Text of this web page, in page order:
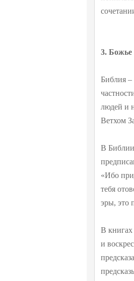
3. Божье
Библия –
людей и
Ветхом
В Библии
«Ибо
тебя
эры, это
В книгах
и